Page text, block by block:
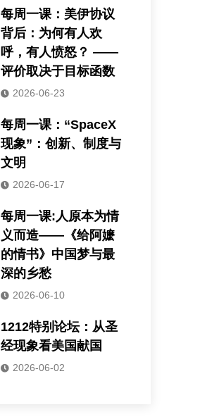
每周一课：美伊协议
背后：为何有人欢
呼，有人愤怒？ ——
评价取决于目标函数
2026-06-23
每周一课：“SpaceX
现象”：创新、制度与
文明
2026-06-17
每周一课:人原本为情
义而造——《给阿嬷
的情书》中国梦与最
深的乡愁
2026-06-10
1212特别论坛：从圣
经现象看美国献国
2026-06-02